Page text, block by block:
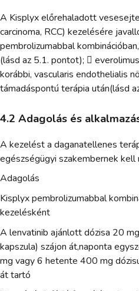
A Kisplyx előrehaladott
carcinoma, RCC) kezelésére
pembrolizumabbal
(lásd az 5.1. pontot); 
korábbi, vascularis endothelialis
támadáspontú terápia után(lásd
4.2 Adagolás és
A kezelést a daganatellenes
egészségügyi szakembernek
Adagolás
Kisplyx pembrolizumabbal
kezelésként
A lenvatinib ajánlott dózisa 20
kapszula) szájon át,naponta
mg vagy 6 hetente 400 mg
át tartó